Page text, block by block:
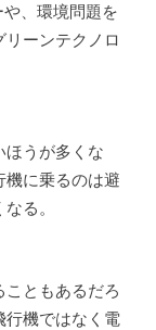
、環境問題を
ーンテクノロ
ほうが多くな
機に乗るのは避
る。
ともあるだろ
行機ではなく電